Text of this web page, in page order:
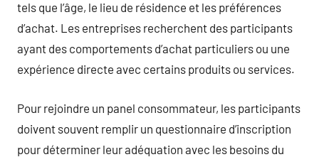
tels que l’âge, le lieu de résidence et les préférences
d’achat. Les entreprises recherchent des participants
ayant des comportements d’achat particuliers ou une
expérience directe avec certains produits ou services.
Pour rejoindre un panel consommateur, les participants
doivent souvent remplir un questionnaire d’inscription
pour déterminer leur adéquation avec les besoins du